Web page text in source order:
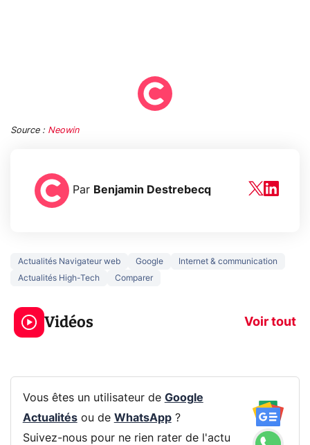
Source : Neowin
Par Benjamin Destrebecq
Actualités Navigateur web Google
Internet & communication
Actualités High-Tech
Comparer
Vidéos Voir tout
3 écrans en 1 pour
319€ ? Voici L'AOC
CQ32G4ZA !
prochaine
Vous êtes un utilisateur de Google
Actualitésou de WhatsApp?
Suivez-nous pour ne rien rater de l'actu